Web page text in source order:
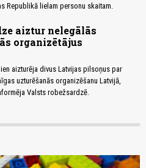
Republikā lielam personu skaitam.
aiztur nelegālās
organizētājus
aizturēja divus Latvijas pilsoņus par
uzturēšanās organizēšanu Latvijā,
Valsts robežsardzē.